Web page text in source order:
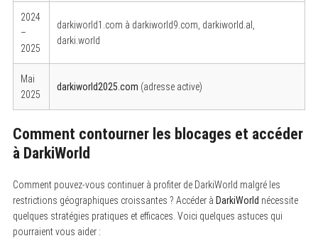
2024
–
2025
darkiworld1.com à darkiworld9.com, darkiworld.al,
darki.world
Mai
2025
darkiworld2025.com (adresse active)
Comment contourner les blocages et accéder
à DarkiWorld
Comment pouvez-vous continuer à profiter de DarkiWorld malgré les
restrictions géographiques croissantes ? Accéder à DarkiWorld nécessite
quelques stratégies pratiques et efficaces. Voici quelques astuces qui
pourraient vous aider :